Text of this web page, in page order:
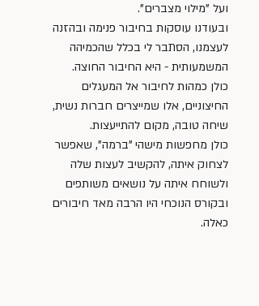
ועל "מילוי מצברים".
ובעודנו עוסקות בחיבור פנימה ובהזנה
לעצמנו, הסתבר לי בכלל שהכמיהה
המשמעותית - היא החיבור החוצה.
כולן כמהות לחיבור אל המעגלים
החיצוניים, אלו שמייצרים חברות נשית,
שיחה טובה, מקום להתייעצות.
כולן מחפשות מישהי "ברמה", שאפשר
לצחוק איתה, להקשיב לעצות שלה
ולשוחח איתה על נושאים משותפים
ובקורס הנוכחי היו הרבה מאד חיבורים
כאלה.